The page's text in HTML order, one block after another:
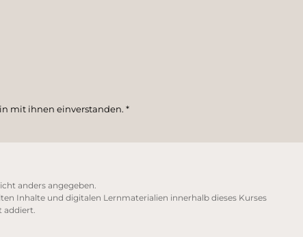
mit ihnen einverstanden. *
anders angegeben.
Inhalte und digitalen Lernmaterialien innerhalb dieses Kurses
addiert.